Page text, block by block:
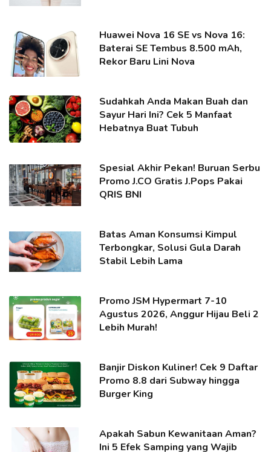
Huawei Nova 16 SE vs Nova 16:
Baterai SE Tembus 8.500 mAh,
Rekor Baru Lini Nova
Sudahkah Anda Makan Buah dan
Sayur Hari Ini? Cek 5 Manfaat
Hebatnya Buat Tubuh
Spesial Akhir Pekan! Buruan Serbu
Promo J.CO Gratis J.Pops Pakai
QRIS BNI
Batas Aman Konsumsi Kimpul
Terbongkar, Solusi Gula Darah
Stabil Lebih Lama
Promo JSM Hypermart 7-10
Agustus 2026, Anggur Hijau Beli 2
Lebih Murah!
Banjir Diskon Kuliner! Cek 9 Daftar
Promo 8.8 dari Subway hingga
Burger King
Apakah Sabun Kewanitaan Aman?
Ini 5 Efek Samping yang Wajib